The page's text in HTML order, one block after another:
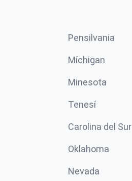
Pensilvania
Míchigan
Minesota
Tenesí
Carolina del Sur
Oklahoma
Nevada